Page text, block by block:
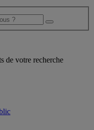
de votre recherche